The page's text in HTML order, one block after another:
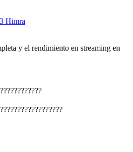
Himra
y el rendimiento en streaming en
????????????